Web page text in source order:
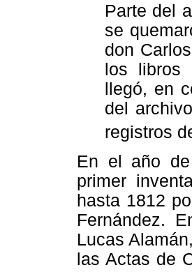
Parte del
se
don
los libros
llegó, en
del
registros
En el año
primer
hasta 1812
Fernández.
Lucas
las Actas de